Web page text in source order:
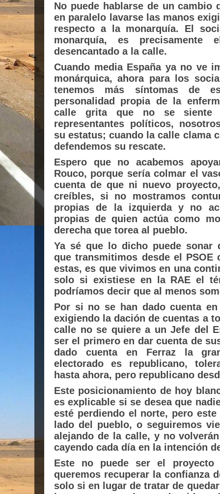
No puede hablarse de un cambio
en paralelo lavarse las manos
respecto a la monarquía. El
monarquía, es precisamente
desencantado a la calle.
Cuando media España ya no ve
monárquica, ahora para los
tenemos más síntomas de
personalidad propia de la
calle grita que no se siente
representantes políticos,
su estatus; cuando la calle clama
defendemos su rescate.
Espero que no acabemos
Rouco, porque sería colmar el
cuenta de que ni nuevo
creíbles, si no mostramos
propias de la izquierda y no
propias de quien actúa como
derecha que torea al pueblo.
Ya sé que lo dicho puede sonar
que transmitimos desde el PSOE
estas, es que vivimos en una
solo si existiese en la RAE el
podríamos decir que al menos
Por si no se han dado cuenta
exigiendo la dación de cuentas a
calle no se quiere a un Jefe del
ser el primero en dar cuenta de
dado cuenta en Ferraz la
electorado es republicano,
hasta ahora, pero republicano
Este posicionamiento de hoy
es explicable si se desea que
esté perdiendo el norte, pero
lado del pueblo, o seguiremos
alejando de la calle, y no
cayendo cada día en la intención
Este no puede ser el
queremos recuperar la confianza
solo si en lugar de tratar de